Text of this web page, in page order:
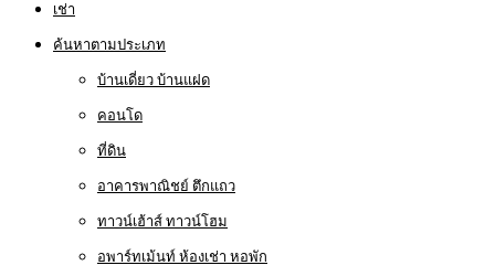
เช่า
ค้นหาตามประเภท
บ้านเดี่ยว บ้านแฝด
คอนโด
ที่ดิน
อาคารพาณิชย์ ตึกแถว
ทาวน์เฮ้าส์ ทาวน์โฮม
อพาร์ทเม้นท์ ห้องเช่า หอพัก